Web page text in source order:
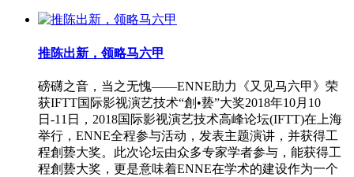
推陈出新，领略马六甲
磅礴之音，当之无愧——ENNE助力《又见马六甲》荣
获IFTT国际影视演艺技术“創•兿”大奖2018年10月10
日-11日，2018国际影视演艺技术高峰论坛(IFTT)在上海
举行，ENNE全程参与活动，发表主题演讲，并获得工
程創兿大奖。此次论坛由众多专家学者参与，能获得工
程創兿大奖，更是意味着ENNE在学术的建设作为一个